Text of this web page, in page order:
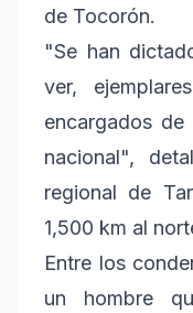
de Tocorón.
"Se han
ver,
encargados
nacional",
regional de
1,500 km al
Entre los
un hombre